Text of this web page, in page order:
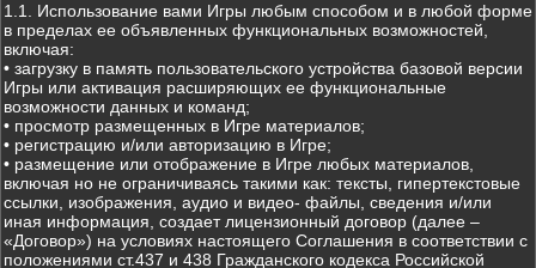
1.1. Использование вами Игры любым способом и в любой форме
в пределах ее объявленных функциональных возможностей,
включая:
• загрузку в память пользовательского устройства базовой версии
Игры или активация расширяющих ее функциональные
возможности данных и команд;
• просмотр размещенных в Игре материалов;
• регистрацию и/или авторизацию в Игре;
• размещение или отображение в Игре любых материалов,
включая но не ограничиваясь такими как: тексты, гипертекстовые
ссылки, изображения, аудио и видео- файлы, сведения и/или
иная информация, создает лицензионный договор (далее –
«Договор») на условиях настоящего Соглашения в соответствии с
положениями ст.437 и 438 Гражданского кодекса Российской